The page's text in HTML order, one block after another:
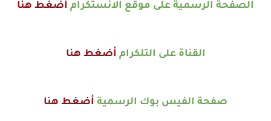
الصفحة الرسمية على موقع الانستكرام أضغط هنا
القناة على التلكرام أضغط هنا
صفحة الفيس بوك الرسمية أضغط هنا